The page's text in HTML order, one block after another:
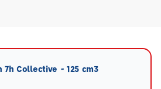
7h Collective - 125 cm3